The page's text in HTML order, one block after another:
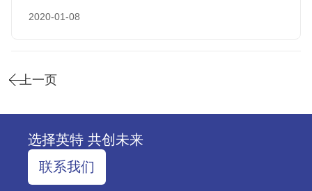
研究分院联合主办，中国节能协会热泵专业委员会、佛山绿
2020-01-08
上一页
选择英特 共创未来
联系我们